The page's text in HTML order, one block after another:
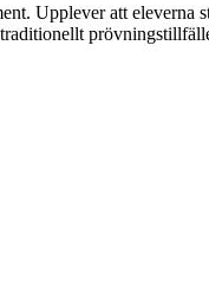
Upplever att